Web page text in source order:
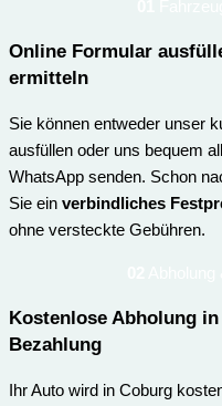
Online Formular
ermitteln
Sie können entweder unser
ausfüllen oder uns bequem
WhatsApp senden. Schon
Sie ein verbindliches
ohne versteckte Gebühren.
Kostenlose Abholung
Bezahlung
Ihr Auto wird in Coburg